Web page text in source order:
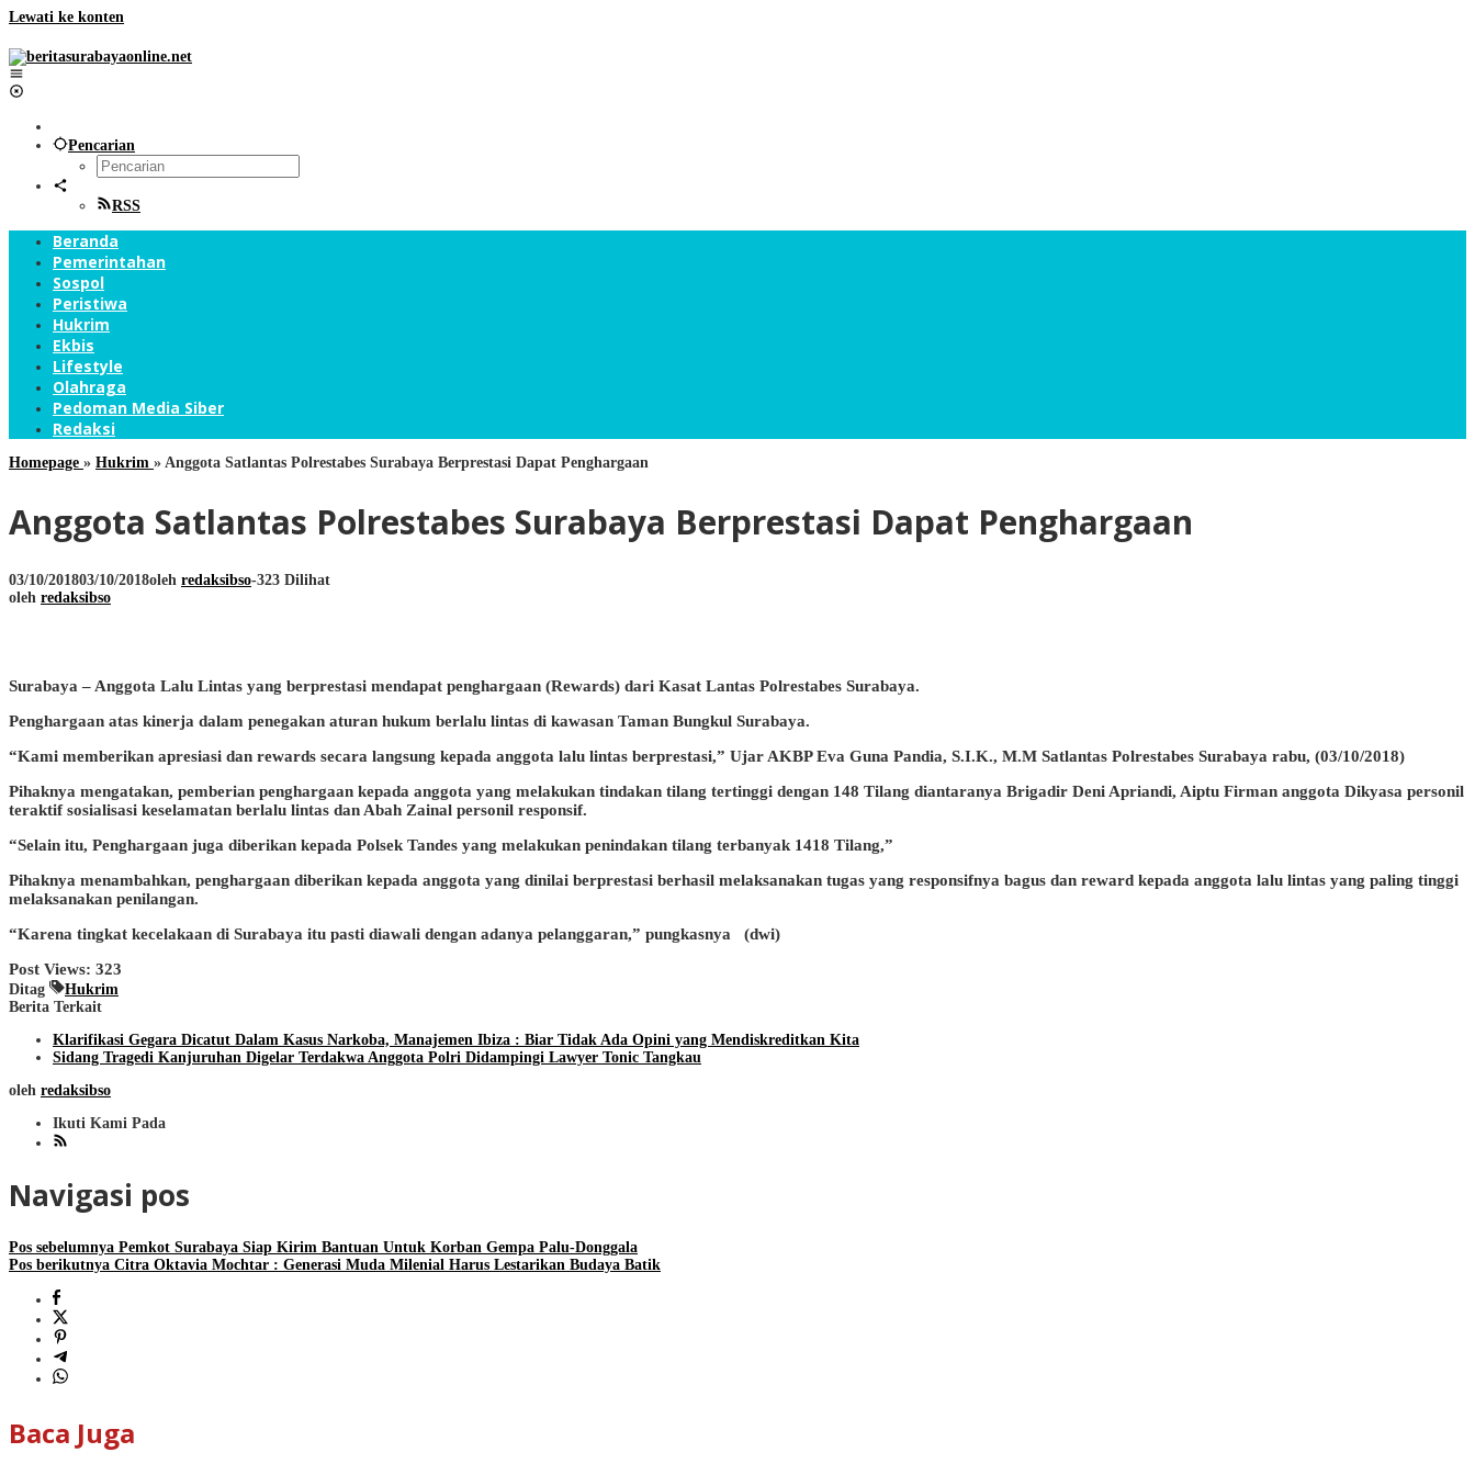
Lewati ke konten
Pencarian
RSS
Beranda
Pemerintahan
Sospol
Peristiwa
Hukrim
Ekbis
Lifestyle
Olahraga
Pedoman Media Siber
Redaksi
Homepage » Hukrim » Anggota Satlantas Polrestabes Surabaya Berprestasi Dapat Penghargaan
Anggota Satlantas Polrestabes Surabaya Berprestasi Dapat Penghargaan
03/10/201803/10/2018oleh redaksibso-323 Dilihat
oleh redaksibso
Surabaya – Anggota Lalu Lintas yang berprestasi mendapat penghargaan (Rewards) dari Kasat Lantas Polrestabes Surabaya.
Penghargaan atas kinerja dalam penegakan aturan hukum berlalu lintas di kawasan Taman Bungkul Surabaya.
“Kami memberikan apresiasi dan rewards secara langsung kepada anggota lalu lintas berprestasi,” Ujar AKBP Eva Guna Pandia, S.I.K., M.M Satlantas Polrestabes Surabaya rabu, (03/10/2018)
Pihaknya mengatakan, pemberian penghargaan kepada anggota yang melakukan tindakan tilang tertinggi dengan 148 Tilang diantaranya Brigadir Deni Apriandi, Aiptu Firman anggota Dikyasa personil
teraktif sosialisasi keselamatan berlalu lintas dan Abah Zainal personil responsif.
“Selain itu, Penghargaan juga diberikan kepada Polsek Tandes yang melakukan penindakan tilang terbanyak 1418 Tilang,”
Pihaknya menambahkan, penghargaan diberikan kepada anggota yang dinilai berprestasi berhasil melaksanakan tugas yang responsifnya bagus dan reward kepada anggota lalu lintas yang paling tinggi
melaksanakan penilangan.
“Karena tingkat kecelakaan di Surabaya itu pasti diawali dengan adanya pelanggaran,” pungkasnya (dwi)
Post Views: 323
Ditag
Hukrim
Berita Terkait
Klarifikasi Gegara Dicatut Dalam Kasus Narkoba, Manajemen Ibiza : Biar Tidak Ada Opini yang Mendiskreditkan Kita
Sidang Tragedi Kanjuruhan Digelar Terdakwa Anggota Polri Didampingi Lawyer Tonic Tangkau
oleh redaksibso
Ikuti Kami Pada
Navigasi pos
Pos sebelumnya Pemkot Surabaya Siap Kirim Bantuan Untuk Korban Gempa Palu-Donggala
Pos berikutnya Citra Oktavia Mochtar : Generasi Muda Milenial Harus Lestarikan Budaya Batik
Baca Juga